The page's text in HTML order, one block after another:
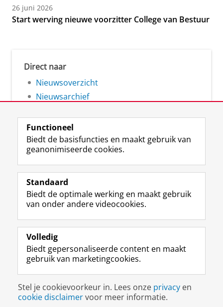
26 juni 2026
Start werving nieuwe voorzitter College van Bestuur
Direct naar
Nieuwsoverzicht
Nieuwsarchief
Volg de RUG
F
a
e
b
o
p
a
i
n
a
L
i
k
e
I
-
p
g
i
n
R
S
-
f
e
R
k
s
u
I
n
t
r
m
c
c
o
Y
o
T
e
k
a
a
Studiekiezers
Alumni
Over ons
Disclaimer & Copyright
Inloggen
Functioneel
Biedt de basisfuncties en maakt gebruik van
geanonimiseerde cookies.
Standaard
Biedt de optimale werking en maakt gebruik
van onder andere videocookies.
Volledig
Biedt gepersonaliseerde content en maakt
gebruik van marketingcookies.
Stel je cookievoorkeur in. Lees onze privacy en
cookie disclaimervoor meer informatie.